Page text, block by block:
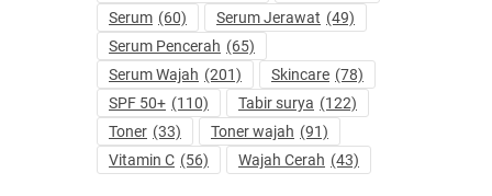
Serum (60) Serum Jerawat (49)
Serum Pencerah (65)
Serum Wajah (201) Skincare (78)
SPF 50+ (110) Tabir surya (122)
Toner (33) Toner wajah (91)
Vitamin C (56) Wajah Cerah (43)